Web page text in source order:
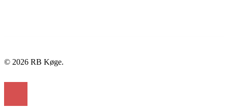
© 2026 RB Køge.